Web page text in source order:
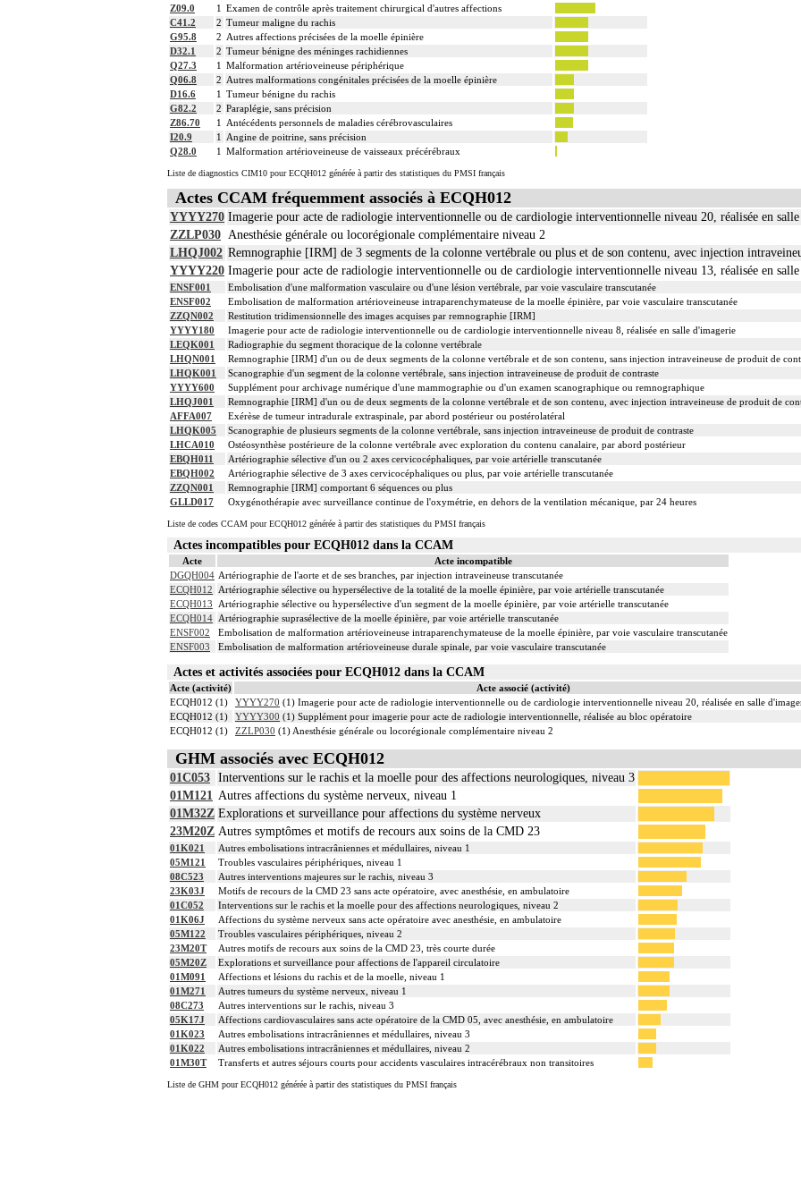
Z09.0
1 Examen de contrôle après traitement chirurgical d'autres affections
C41.2
2 Tumeur maligne du rachis
G95.8
2 Autres affections précisées de la moelle épinière
D32.1
2 Tumeur bénigne des méninges rachidiennes
Q27.3
1 Malformation artérioveineuse périphérique
Q06.8
2 Autres malformations congénitales précisées de la moelle épinière
D16.6
1 Tumeur bénigne du rachis
G82.2
2 Paraplégie, sans précision
Z86.70
1
Antécédents personnels de maladies cérébrovasculaires
I20.9
1
Angine de poitrine, sans précision
Q28.0
1 Malformation artérioveineuse de vaisseaux précérébraux
Liste de diagnostics CIM10 pour ECQH012 générée à partir des statistiques du PMSI français
Actes CCAM fréquemment associés à ECQH012
YYYY270 Imagerie pour acte de radiologie interventionnelle ou de cardiologie interventionnelle niveau 20, réalisée en
ZZLP030 Anesthésie générale ou locorégionale complémentaire niveau 2
LHQJ002 Remnographie [IRM] de 3 segments de la colonne vertébrale ou plus et de son contenu, avec injection
YYYY220 Imagerie pour acte de radiologie interventionnelle ou de cardiologie interventionnelle niveau 13, réalisée en
ENSF001
Embolisation d'une malformation vasculaire ou d'une lésion vertébrale, par voie vasculaire transcutanée
ENSF002
Embolisation de malformation artérioveineuse intraparenchymateuse de la moelle épinière, par voie vasculaire transcutanée
ZZQN002
Restitution tridimensionnelle des images acquises par remnographie [IRM]
YYYY180
Imagerie pour acte de radiologie interventionnelle ou de cardiologie interventionnelle niveau 8, réalisée en salle d'imagerie
LEQK001
Radiographie du segment thoracique de la colonne vertébrale
LHQN001
Remnographie [IRM] d'un ou de deux segments de la colonne vertébrale et de son contenu, sans injection intraveineuse de produit de
LHQK001
Scanographie d'un segment de la colonne vertébrale, sans injection intraveineuse de produit de contraste
YYYY600
Supplément pour archivage numérique d'une mammographie ou d'un examen scanographique ou remnographique
LHQJ001
Remnographie [IRM] d'un ou de deux segments de la colonne vertébrale et de son contenu, avec injection intraveineuse de produit de
AFFA007
Exérèse de tumeur intradurale extraspinale, par abord postérieur ou postérolatéral
LHQK005
Scanographie de plusieurs segments de la colonne vertébrale, sans injection intraveineuse de produit de contraste
LHCA010
Ostéosynthèse postérieure de la colonne vertébrale avec exploration du contenu canalaire, par abord postérieur
EBQH011
Artériographie sélective d'un ou 2 axes cervicocéphaliques, par voie artérielle transcutanée
EBQH002
Artériographie sélective de 3 axes cervicocéphaliques ou plus, par voie artérielle transcutanée
ZZQN001
Remnographie [IRM] comportant 6 séquences ou plus
GLLD017
Oxygénothérapie avec surveillance continue de l'oxymétrie, en dehors de la ventilation mécanique, par 24 heures
Liste de codes CCAM pour ECQH012 générée à partir des statistiques du PMSI français
Actes incompatibles pour ECQH012 dans la CCAM
Acte
Acte incompatible
DGQH004 Artériographie de l'aorte et de ses branches, par injection intraveineuse transcutanée
ECQH012 Artériographie sélective ou hypersélective de la totalité de la moelle épinière, par voie artérielle transcutanée
ECQH013 Artériographie sélective ou hypersélective d'un segment de la moelle épinière, par voie artérielle transcutanée
ECQH014 Artériographie suprasélective de la moelle épinière, par voie artérielle transcutanée
ENSF002
Embolisation de malformation artérioveineuse intraparenchymateuse de la moelle épinière, par voie vasculaire transcutanée
ENSF003
Embolisation de malformation artérioveineuse durale spinale, par voie vasculaire transcutanée
Actes et activités associées pour ECQH012 dans la CCAM
Acte (activité)
Acte associé (activité)
ECQH012 (1)
YYYY270 (1) Imagerie pour acte de radiologie interventionnelle ou de cardiologie interventionnelle niveau 20, réalisée en salle
ECQH012 (1)
YYYY300 (1) Supplément pour imagerie pour acte de radiologie interventionnelle, réalisée au bloc opératoire
ECQH012 (1)
ZZLP030 (1) Anesthésie générale ou locorégionale complémentaire niveau 2
GHM associés avec ECQH012
01C053 Interventions sur le rachis et la moelle pour des affections neurologiques, niveau 3
01M121 Autres affections du système nerveux, niveau 1
01M32Z Explorations et surveillance pour affections du système nerveux
23M20Z Autres symptômes et motifs de recours aux soins de la CMD 23
01K021
Autres embolisations intracrâniennes et médullaires, niveau 1
05M121
Troubles vasculaires périphériques, niveau 1
08C523
Autres interventions majeures sur le rachis, niveau 3
23K03J
Motifs de recours de la CMD 23 sans acte opératoire, avec anesthésie, en ambulatoire
01C052
Interventions sur le rachis et la moelle pour des affections neurologiques, niveau 2
01K06J
Affections du système nerveux sans acte opératoire avec anesthésie, en ambulatoire
05M122
Troubles vasculaires périphériques, niveau 2
23M20T
Autres motifs de recours aux soins de la CMD 23, très courte durée
05M20Z
Explorations et surveillance pour affections de l'appareil circulatoire
01M091
Affections et lésions du rachis et de la moelle, niveau 1
01M271
Autres tumeurs du système nerveux, niveau 1
08C273
Autres interventions sur le rachis, niveau 3
05K17J
Affections cardiovasculaires sans acte opératoire de la CMD 05, avec anesthésie, en ambulatoire
01K023
Autres embolisations intracrâniennes et médullaires, niveau 3
01K022
Autres embolisations intracrâniennes et médullaires, niveau 2
01M30T
Transferts et autres séjours courts pour accidents vasculaires intracérébraux non transitoires
Liste de GHM pour ECQH012 générée à partir des statistiques du PMSI français